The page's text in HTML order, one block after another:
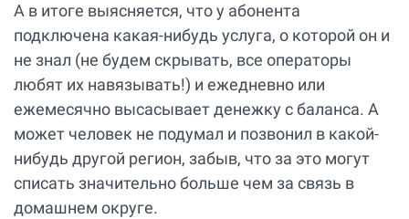
А в итоге выясняется, что у абонента
подключена какая-нибудь услуга, о которой он и
не знал (не будем скрывать, все операторы
любят их навязывать!) и ежедневно или
ежемесячно высасывает денежку с баланса. А
может человек не подумал и позвонил в какой-
нибудь другой регион, забыв, что за это могут
списать значительно больше чем за связь в
домашнем округе.